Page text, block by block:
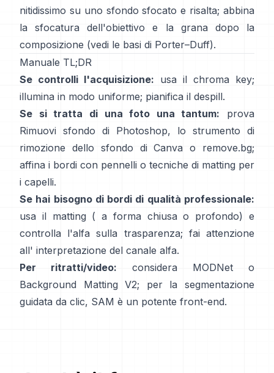
nitidissimo su uno sfondo sfocato e risalta; abbina
la sfocatura dell'obiettivo e la grana dopo la
composizione (vedi le basi di Porter–Duff).
Manuale TL;DR
Se controlli l'acquisizione: usa il chroma key;
illumina in modo uniforme; pianifica il despill.
Se si tratta di una foto una tantum: prova
Rimuovi sfondo di Photoshop, lo strumento di
rimozione dello sfondo di Canva o remove.bg;
affina i bordi con pennelli o tecniche di matting per
i capelli.
Se hai bisogno di bordi di qualità professionale:
usa il matting ( a forma chiusa o profondo) e
controlla l'alfa sulla trasparenza; fai attenzione
all' interpretazione del canale alfa.
Per ritratti/video: considera MODNet o
Background Matting V2; per la segmentazione
guidata da clic, SAM è un potente front-end.